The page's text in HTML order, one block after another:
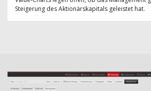
Steigerung des Aktionärskapitals geleistet hat.